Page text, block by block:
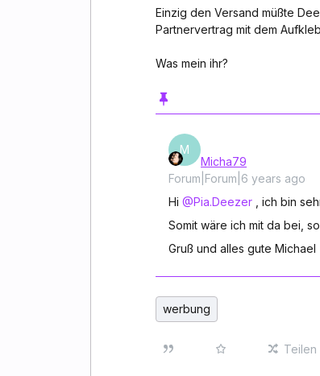
Einzig den Versand müßte
Partnervertrag mit dem
Was mein ihr?
M
Micha79
Forum|Forum|6 years ago
Hi @Pia.Deezer , ich bin
Somit wäre ich mit da bei,
Gruß und alles gute Michael
werbung
Teilen